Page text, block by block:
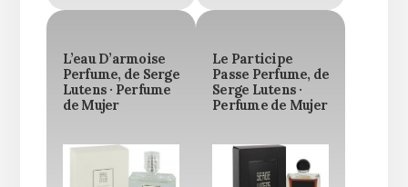
L’eau D’armoise
Perfume, de Serge
Lutens · Perfume
de Mujer
Le Participe
Passe Perfume, de
Serge Lutens ·
Perfume de Mujer